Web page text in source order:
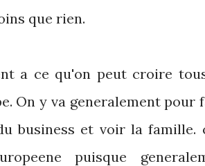
que rien.
a ce qu'on peut croire
On y va generalement
business et voir la
puisque